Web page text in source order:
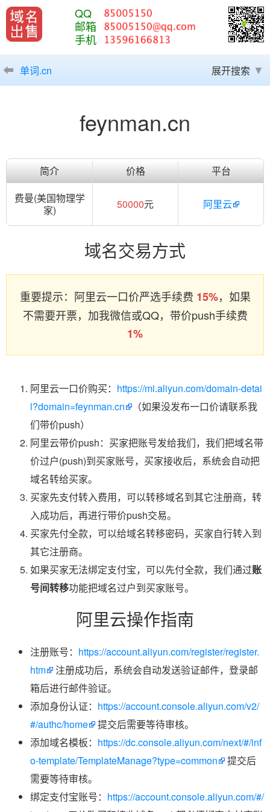
QQ
邮箱
手机
单词.cn 展开搜索
feynman.cn
简介 价格
平台
费曼(美国物理学
家)
50000元 阿里云
域名交易方式
重要提示：阿里云一口价严选手续费 15%，如果
不需要开票，加我微信或QQ，带价push手续费
1%
阿里云一口价购买： https://mi.aliyun.com/domain-detai
l?domain=feynman.cn
（如果没发布一口价请联系我
们带价push）
阿里云带价push：买家把账号发给我们，我们把域名带
价过户(push)到买家账号，买家接收后，系统会自动把
域名转给买家。
买家先支付转入费用，可以转移域名到其它注册商，转
入成功后，再进行带价push交易。
买家先付全款，可以给域名转移密码，买家自行转入到
其它注册商。
如果买家无法绑定支付宝，可以先付全款，我们通过账
号间转移功能把域名过户到买家账号。
阿里云操作指南
注册账号： https://account.aliyun.com/register/register.
htm
注册成功后，系统会自动发送验证邮件，登录邮
箱后进行邮件验证。
添加身份认证： https://account.console.aliyun.com/v2/
#/authc/home
提交后需要等待审核。
添加域名模板： https://dc.console.aliyun.com/next/#/inf
o-template/TemplateManage?type=common
提交后
需要等待审核。
绑定支付宝账号： https://account.console.aliyun.com/#/